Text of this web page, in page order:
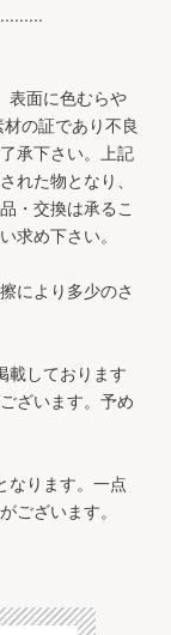
表面に色むらや
の証であり不良
承下さい。上記
れた物となり、
・交換は承るこ
求め下さい。
により多少のさ
載しております
ざいます。予め
なります。一点
ございます。